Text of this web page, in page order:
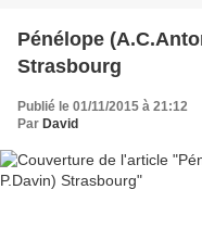
Pénélope
Strasbourg
Publié le 01/11/2015 à 21:12
Par David